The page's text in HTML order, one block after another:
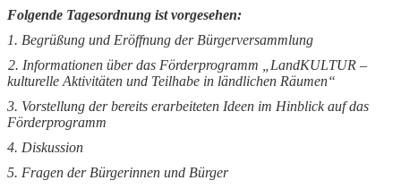
Folgende Tagesordnung ist vorgesehen:
1. Begrüßung und Eröffnung der Bürgerversammlung
Informationen über das Förderprogramm „LandKULTUR –
kulturelle Aktivitäten und Teilhabe in ländlichen Räumen“
3. Vorstellung der bereits erarbeiteten Ideen im Hinblick auf das
Förderprogramm
4. Diskussion
5. Fragen der Bürgerinnen und Bürger